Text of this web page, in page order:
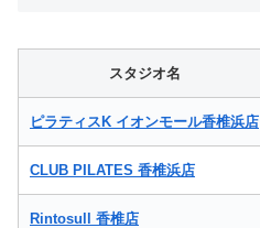
スタジオ名
ピラティスK イオンモール香椎浜店
CLUB PILATES 香椎浜店
Rintosull 香椎店